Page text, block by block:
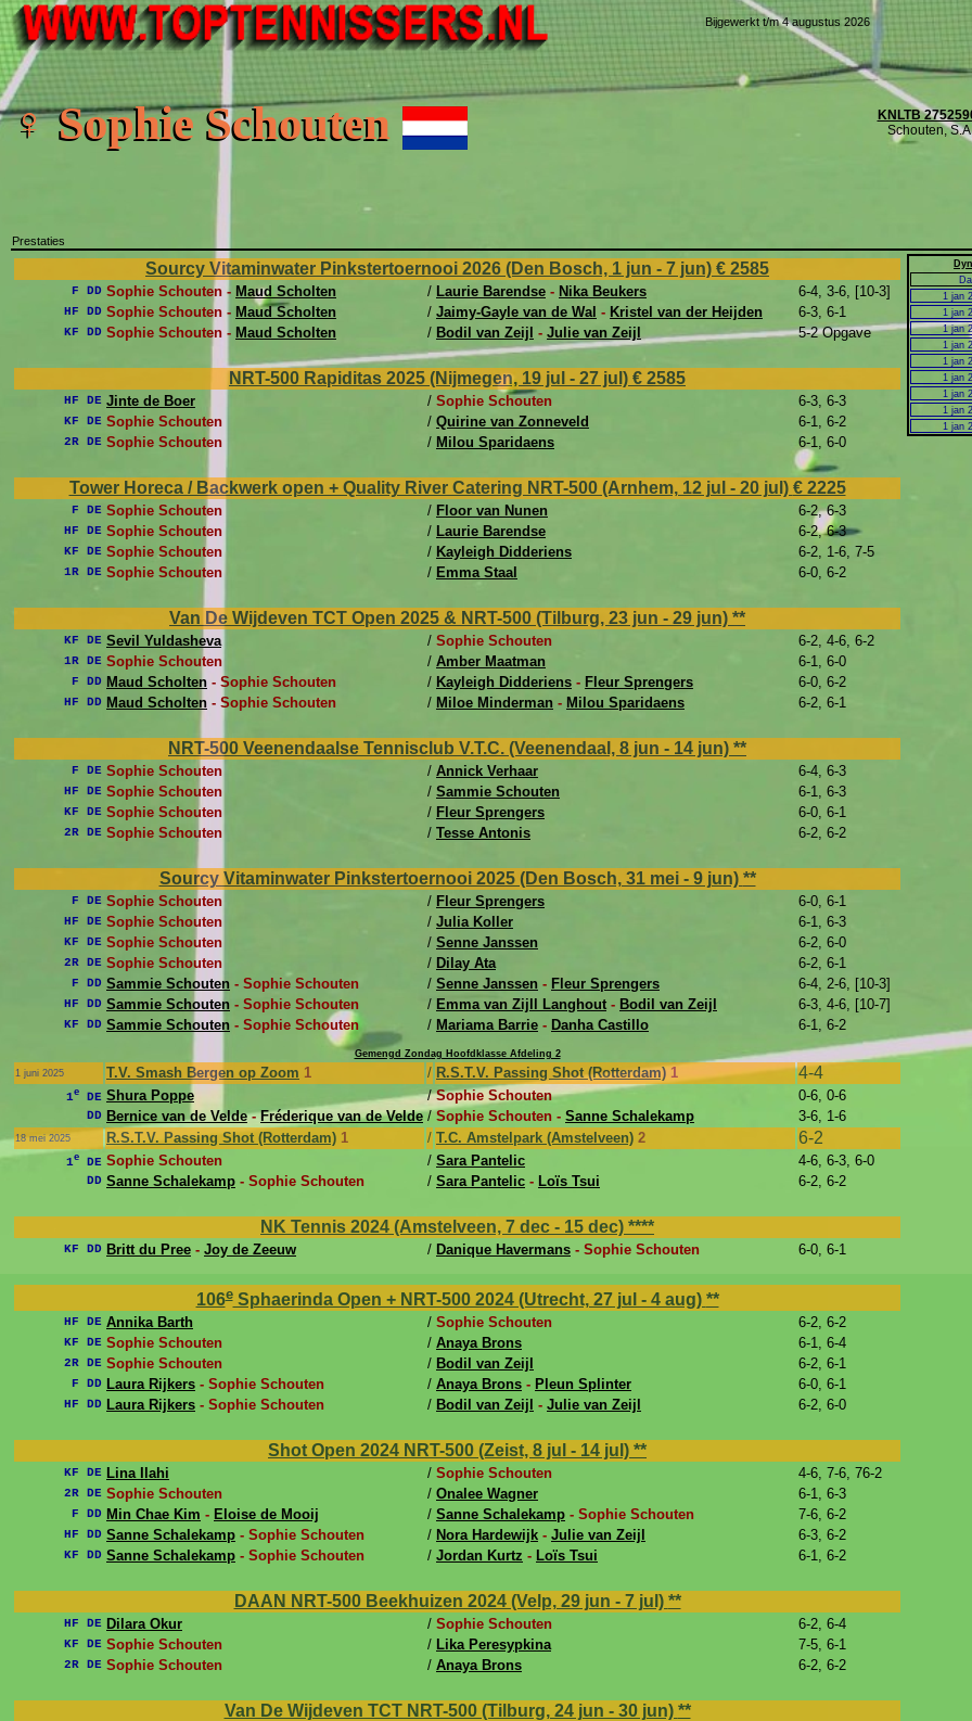
Bijgewerkt t/m 4 augustus 2026
♀ Sophie Schouten
KNLTB
Schouten,
Prestaties
Sourcy Vitaminwater Pinkstertoernooi 2026 (Den Bosch, 1 jun - 7 jun) € 2585
F DD Sophie Schouten - Maud Scholten / Laurie Barendse - Nika Beukers 6-4, 3-6, [10-3]
HF DD Sophie Schouten - Maud Scholten / Jaimy-Gayle van de Wal - Kristel van der Heijden 6-3, 6-1
KF DD Sophie Schouten - Maud Scholten / Bodil van Zeijl - Julie van Zeijl 5-2 Opgave
NRT-500 Rapiditas 2025 (Nijmegen, 19 jul - 27 jul) € 2585
HF DE Jinte de Boer / Sophie Schouten 6-3, 6-3
KF DE Sophie Schouten / Quirine van Zonneveld 6-1, 6-2
2R DE Sophie Schouten / Milou Sparidaens 6-1, 6-0
Tower Horeca / Backwerk open + Quality River Catering NRT-500 (Arnhem, 12 jul - 20 jul) € 2225
F DE Sophie Schouten / Floor van Nunen 6-2, 6-3
HF DE Sophie Schouten / Laurie Barendse 6-2, 6-3
KF DE Sophie Schouten / Kayleigh Didderiens 6-2, 1-6, 7-5
1R DE Sophie Schouten / Emma Staal 6-0, 6-2
Van De Wijdeven TCT Open 2025 & NRT-500 (Tilburg, 23 jun - 29 jun) **
KF DE Sevil Yuldasheva / Sophie Schouten 6-2, 4-6, 6-2
1R DE Sophie Schouten / Amber Maatman 6-1, 6-0
F DD Maud Scholten - Sophie Schouten / Kayleigh Didderiens - Fleur Sprengers 6-0, 6-2
HF DD Maud Scholten - Sophie Schouten / Miloe Minderman - Milou Sparidaens 6-2, 6-1
NRT-500 Veenendaalse Tennisclub V.T.C. (Veenendaal, 8 jun - 14 jun) **
F DE Sophie Schouten / Annick Verhaar 6-4, 6-3
HF DE Sophie Schouten / Sammie Schouten 6-1, 6-3
KF DE Sophie Schouten / Fleur Sprengers 6-0, 6-1
2R DE Sophie Schouten / Tesse Antonis 6-2, 6-2
Sourcy Vitaminwater Pinkstertoernooi 2025 (Den Bosch, 31 mei - 9 jun) **
F DE Sophie Schouten / Fleur Sprengers 6-0, 6-1
HF DE Sophie Schouten / Julia Koller 6-1, 6-3
KF DE Sophie Schouten / Senne Janssen 6-2, 6-0
2R DE Sophie Schouten / Dilay Ata 6-2, 6-1
F DD Sammie Schouten - Sophie Schouten / Senne Janssen - Fleur Sprengers 6-4, 2-6, [10-3]
HF DD Sammie Schouten - Sophie Schouten / Emma van Zijll Langhout- Bodil van Zeijl 6-3, 4-6, [10-7]
KF DD Sammie Schouten - Sophie Schouten / Mariama Barrie - Danha Castillo 6-1, 6-2
Gemengd Zondag Hoofdklasse Afdeling 2
1 juni 2025
T.V. Smash Bergen op Zoom 1 / R.S.T.V. Passing Shot (Rotterdam) 1 4-4
1e DE Shura Poppe / Sophie Schouten 0-6, 0-6
DD Bernice van de Velde-Fréderique van de Velde / Sophie Schouten - Sanne Schalekamp 3-6, 1-6
18 mei 2025 R.S.T.V. Passing Shot (Rotterdam) 1 / T.C. Amstelpark (Amstelveen) 2 6-2
1e DE Sophie Schouten / Sara Pantelic 4-6, 6-3, 6-0
DD Sanne Schalekamp - Sophie Schouten / Sara Pantelic - Loïs Tsui 6-2, 6-2
NK Tennis 2024 (Amstelveen, 7 dec - 15 dec) ****
KF DD Britt du Pree - Joy de Zeeuw / Danique Havermans - Sophie Schouten 6-0, 6-1
106eSphaerinda Open + NRT-500 2024 (Utrecht, 27 jul - 4 aug) **
HF DE Annika Barth / Sophie Schouten 6-2, 6-2
KF DE Sophie Schouten / Anaya Brons 6-1, 6-4
2R DE Sophie Schouten / Bodil van Zeijl 6-2, 6-1
F DD Laura Rijkers - Sophie Schouten / Anaya Brons - Pleun Splinter 6-0, 6-1
HF DD Laura Rijkers - Sophie Schouten / Bodil van Zeijl - Julie van Zeijl 6-2, 6-0
Shot Open 2024 NRT-500 (Zeist, 8 jul - 14 jul) **
KF DE Lina Ilahi / Sophie Schouten 4-6, 7-6, 76-2
2R DE Sophie Schouten / Onalee Wagner 6-1, 6-3
F DD Min Chae Kim - Eloise de Mooij / Sanne Schalekamp - Sophie Schouten 7-6, 6-2
HF DD Sanne Schalekamp - Sophie Schouten / Nora Hardewijk - Julie van Zeijl 6-3, 6-2
KF DD Sanne Schalekamp - Sophie Schouten / Jordan Kurtz - Loïs Tsui 6-1, 6-2
DAAN NRT-500 Beekhuizen 2024 (Velp, 29 jun - 7 jul) **
HF DE Dilara Okur / Sophie Schouten 6-2, 6-4
KF DE Sophie Schouten / Lika Peresypkina 7-5, 6-1
2R DE Sophie Schouten / Anaya Brons 6-2, 6-2
Van De Wijdeven TCT NRT-500 (Tilburg, 24 jun - 30 jun) **
1 jan
1 jan
1 jan
1 jan
1 jan
1 jan
1 jan
1 jan
1 jan